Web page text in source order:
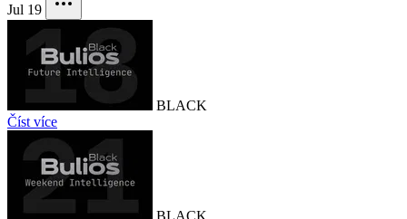
Jul 19
BLACK
Číst více
BLACK